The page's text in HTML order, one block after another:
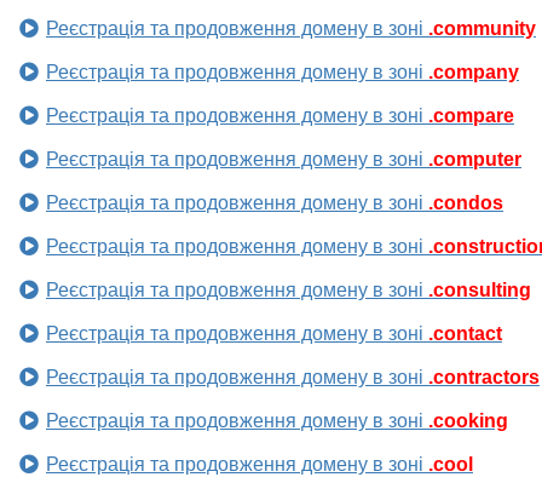
Реєстрація та продовження домену в зоні .community
Реєстрація та продовження домену в зоні .company
Реєстрація та продовження домену в зоні .compare
Реєстрація та продовження домену в зоні .computer
Реєстрація та продовження домену в зоні .condos
Реєстрація та продовження домену в зоні
Реєстрація та продовження домену в зоні .consulting
Реєстрація та продовження домену в зоні .contact
Реєстрація та продовження домену в зоні .contractors
Реєстрація та продовження домену в зоні .cooking
Реєстрація та продовження домену в зоні .cool